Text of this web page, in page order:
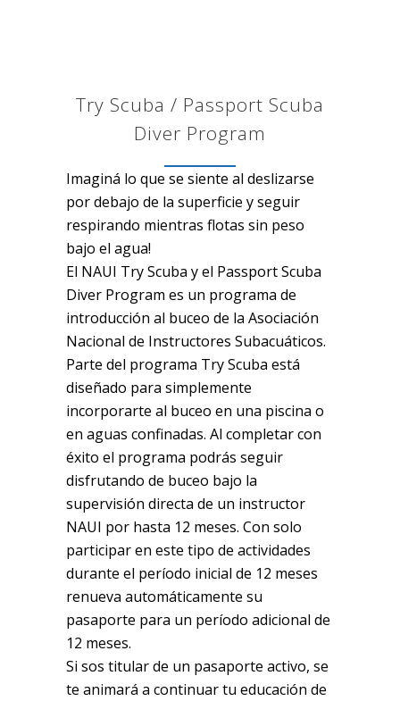
Try Scuba / Passport Scuba
Diver Program
Imaginá lo que se siente al deslizarse
por debajo de la superficie y seguir
respirando mientras flotas sin peso
bajo el agua!
El NAUI Try Scuba y el Passport Scuba
Diver Program es un programa de
introducción al buceo de la Asociación
Nacional de Instructores Subacuáticos.
Parte del programa Try Scuba está
diseñado para simplemente
incorporarte al buceo en una piscina o
en aguas confinadas. Al completar con
éxito el programa podrás seguir
disfrutando de buceo bajo la
supervisión directa de un instructor
NAUI por hasta 12 meses. Con solo
participar en este tipo de actividades
durante el período inicial de 12 meses
renueva automáticamente su
pasaporte para un período adicional de
12 meses.
Si sos titular de un pasaporte activo, se
te animará a continuar tu educación de